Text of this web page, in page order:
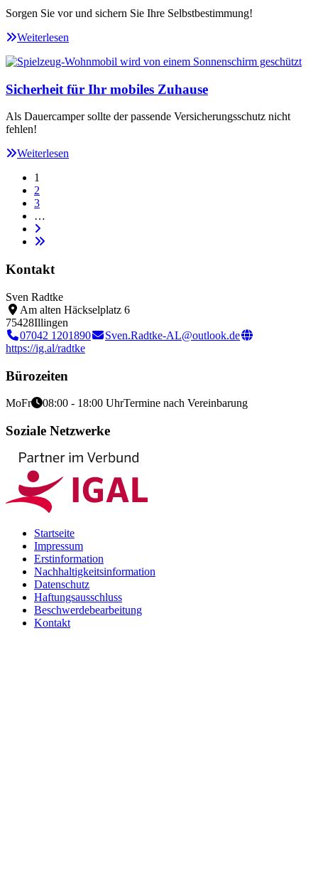
Sorgen Sie vor und sichern Sie Ihre Selbstbestimmung!
Weiterlesen
Sicherheit für Ihr mobiles Zuhause
Als Dauercamper sollte der passende Versicherungsschutz nicht
fehlen!
Weiterlesen
1
2
3
…
Kontakt
Sven Radtke
Am alten Häckselplatz 6
75428Illingen
07042 1201890
Sven.Radtke-AL@outlook.de
https://ig.al/radtke
Bürozeiten
MoFr 08:00 - 18:00 UhrTermine nach Vereinbarung
Soziale Netzwerke
Startseite
Impressum
Erstinformation
Nachhaltigkeitsinformation
Datenschutz
Haftungsausschluss
Beschwerdebearbeitung
Kontakt